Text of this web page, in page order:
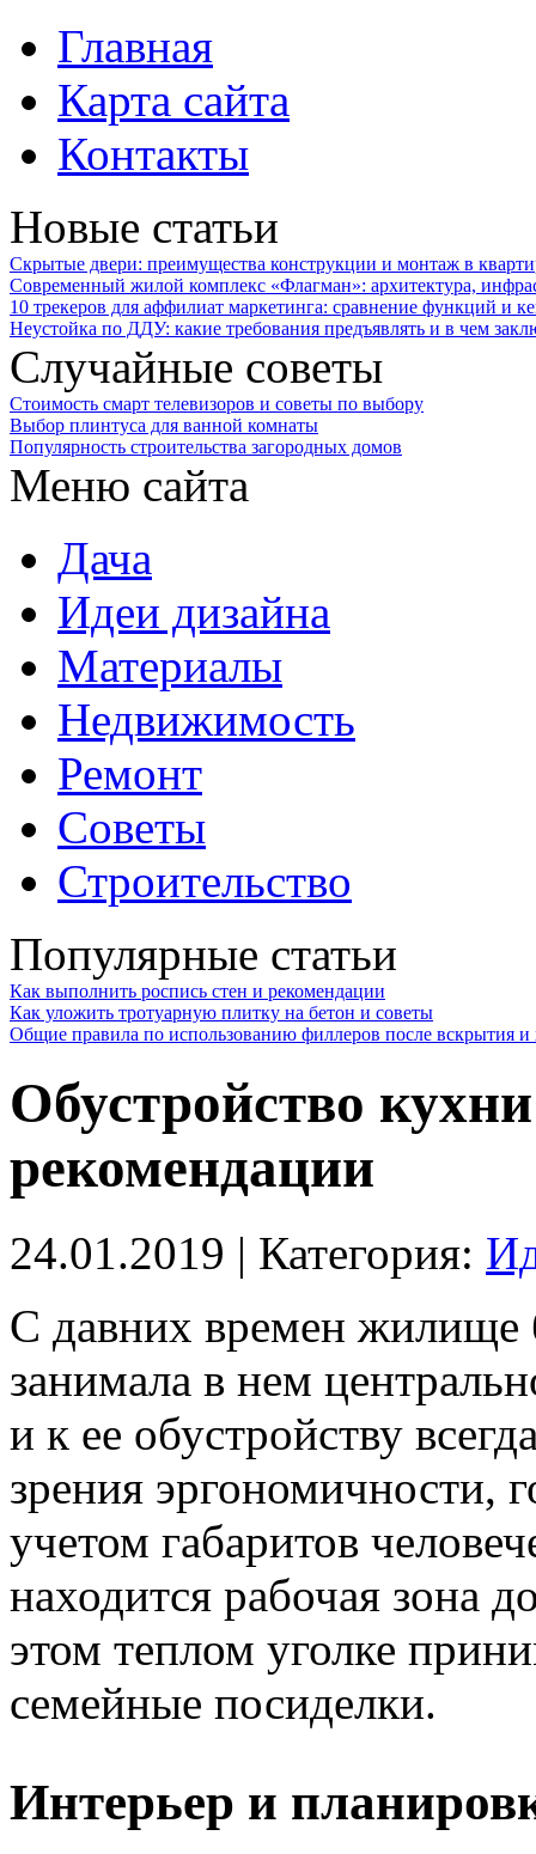
Главная
Карта сайта
Контакты
Новые статьи
Скрытые двери: преимущества конструкции и монтаж в
Современный жилой комплекс «Флагман»: архитектура,
10 трекеров для аффилиат маркетинга: сравнение функций и
Неустойка по ДДУ: какие требования предъявлять и в чем
Случайные советы
Стоимость смарт телевизоров и советы по выбору
Выбор плинтуса для ванной комнаты
Популярность строительства загородных домов
Меню сайта
Дача
Идеи дизайна
Материалы
Недвижимость
Ремонт
Советы
Строительство
Популярные статьи
Как выполнить роспись стен и рекомендации
Как уложить тротуарную плитку на бетон и советы
Общие правила по использованию филлеров после вскрытия и
Обустройство
рекомендации
24.01.2019 | Категория:
С давних времен жилище
занимала в нем
и к ее обустройству
зрения эргономичности,
учетом габаритов
находится рабочая зона
этом теплом уголке
семейные посиделки.
Интерьер и